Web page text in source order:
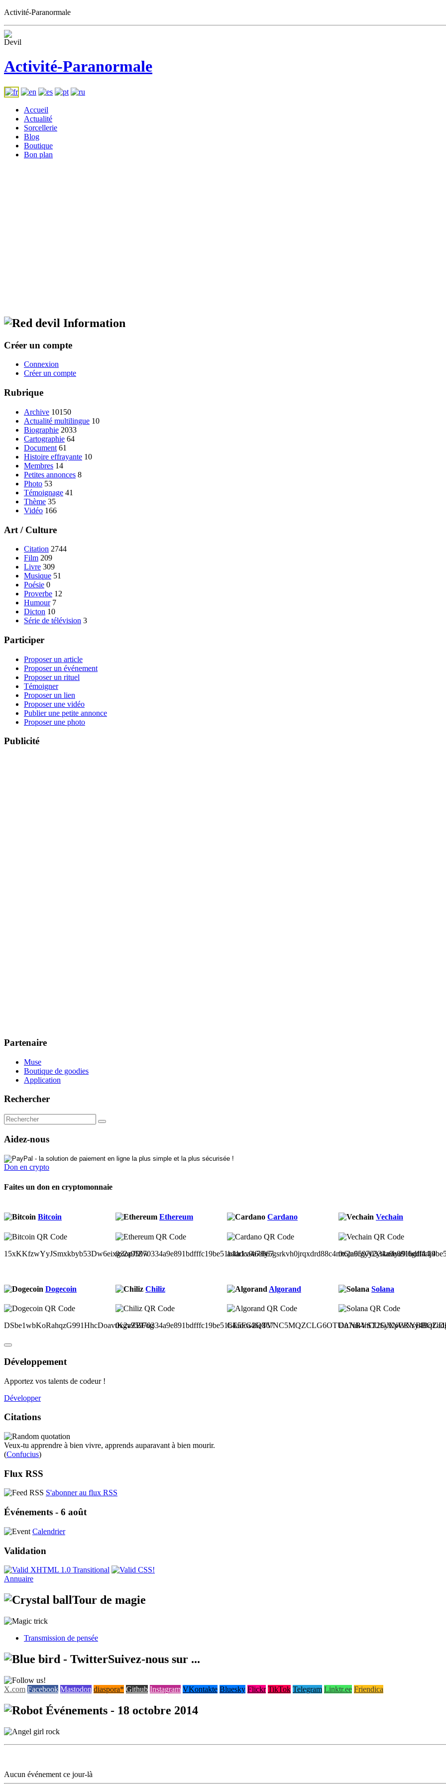
Activité-Paranormale
Activité-Paranormale
Accueil
Actualité
Sorcellerie
Blog
Boutique
Bon plan
Information
Créer un compte
Connexion
Créer un compte
Rubrique
Archive 10150
Actualité multilingue 10
Biographie 2033
Cartographie 64
Document 61
Histoire effrayante 10
Membres 14
Petites annonces 8
Photo 53
Témoignage 41
Thème 35
Vidéo 166
Art / Culture
Citation 2744
Film 209
Livre 309
Musique 51
Poésie 0
Proverbe 12
Humour 7
Dicton 10
Série de télévision 3
Participer
Proposer un article
Proposer un événement
Proposer un rituel
Témoigner
Proposer un lien
Proposer une vidéo
Publier une petite annonce
Proposer une photo
Publicité
Partenaire
Muse
Boutique de goodies
Application
Rechercher
Aidez-nous
Don en crypto
Faites un don en cryptomonnaie
Bitcoin
15xKKfzwYyJSmxkbyb53Dw6eixg3opJfZw
Ethereum
0x2a95970334a9e891bdfffc19be51b4adca46e867
Cardano
addr1v9a78y5gsrkvh0jrqxdrd88c4mt6jn6rgyy2ytkndya9l6gdl44j4
Vechain
Dogecoin
DSbe1wbKoRahqzG991HhcDoavtKgvZBFog
Chiliz
0x2a95970334a9e891bdfffc19be51b4adca46e867
Algorand Solana
Développement
Apportez vos talents de codeur !
Développer
Citations
Veux-tu apprendre à bien vivre, apprends auparavant à bien mourir.
(Confucius)
Flux RSS
S'abonner au flux RSS
Événements - 6 août
Calendrier
Validation
Annuaire
Tour de magie
Transmission de pensée
Suivez-nous sur ...
X.com Facebook Mastodon diaspora* Github Instagram VKontakte Bluesky Flickr TikTok Telegram Linktr.ee Friendica
Événements - 18 octobre 2014
Aucun événement ce jour-là